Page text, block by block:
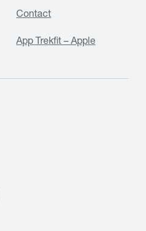
Contact
App Trekfit – Apple